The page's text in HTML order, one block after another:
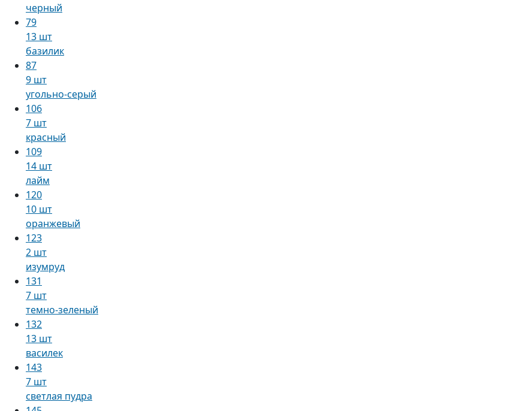
черный
79
13 шт
базилик
87
9 шт
угольно-серый
106
7 шт
красный
109
14 шт
лайм
120
10 шт
оранжевый
123
2 шт
изумруд
131
7 шт
темно-зеленый
132
13 шт
василек
143
7 шт
светлая пудра